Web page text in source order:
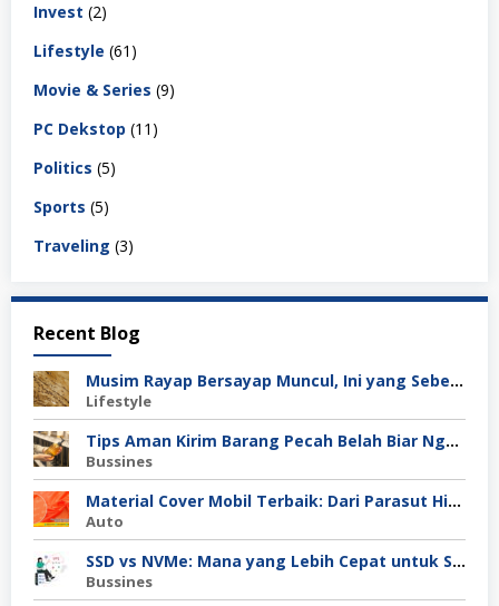
Invest (2)
Lifestyle (61)
Movie & Series (9)
PC Dekstop (11)
Politics (5)
Sports (5)
Traveling (3)
Recent Blog
Musim Rayap Bersayap Muncul, Ini yang Sebenarnya Terjadi
Lifestyle
Tips Aman Kirim Barang Pecah Belah Biar Nggak Retak di Perjalanan
Bussines
Material Cover Mobil Terbaik: Dari Parasut Hingga Polyester, Mana Pilihan Tepat untuk Kamu?
Auto
SSD vs NVMe: Mana yang Lebih Cepat untuk Server Anda?
Bussines